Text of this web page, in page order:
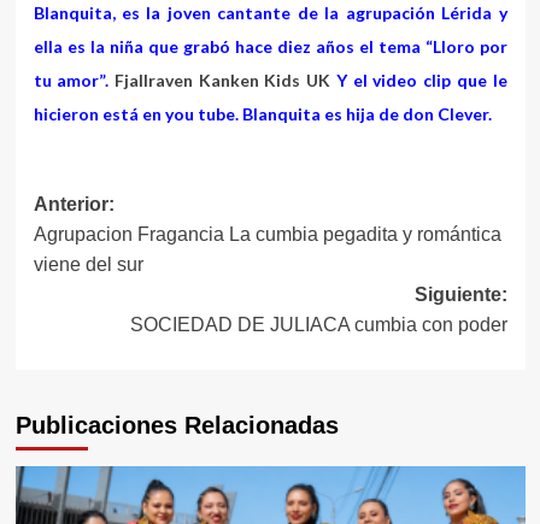
Blanquita, es la joven cantante de la agrupación Lérida y
ella es la niña que grabó hace diez años el tema “Lloro por
tu amor”. Fjallraven Kanken Kids UK Y el video clip que le
hicieron está en you tube. Blanquita es hija de don Clever.
Navegación
de
Anterior:
Agrupacion Fragancia La cumbia pegadita y romántica
viene del sur
Siguiente:
SOCIEDAD DE JULIACA cumbia con poder
Publicaciones Relacionadas